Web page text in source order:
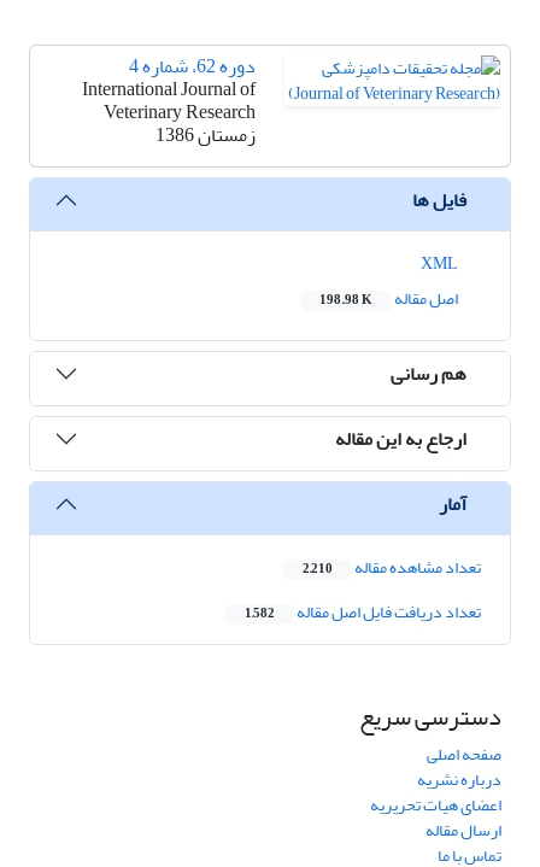
دوره 62، شماره 4
International Journal of
Veterinary Research
زمستان 1386
فایل ها
اصل مقاله
198.98 K
هم رسانی
ارجاع به این مقاله
آمار
تعداد مشاهده مقاله 2,210
تعداد دریافت فایل اصل مقاله 1,582
دسترسی سریع
صفحه اصلی
درباره نشریه
اعضای هیات تحریریه
ارسال مقاله
تماس با ما